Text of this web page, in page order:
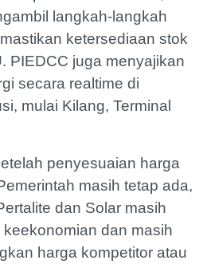
langkah-langkah
ketersediaan stok
PIEDCC juga menyajikan
secara realtime di
mulai Kilang, Terminal
penyesuaian harga
masih tetap ada,
dan Solar masih
dan masih
harga kompetitor atau